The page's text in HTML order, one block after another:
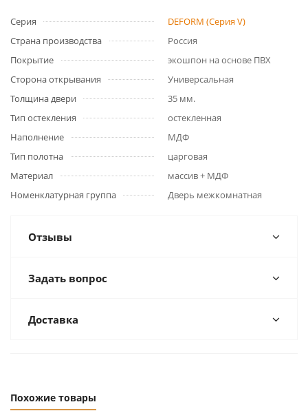
Серия
DEFORM (Серия V)
Страна производства
Россия
Покрытие
экошпон на основе ПВХ
Сторона открывания
Универсальная
Толщина двери
35 мм.
Тип остекления
остекленная
Наполнение
МДФ
Тип полотна
царговая
Материал
массив + МДФ
Номенклатурная группа
Дверь межкомнатная
Отзывы
Задать вопрос
Доставка
Похожие товары